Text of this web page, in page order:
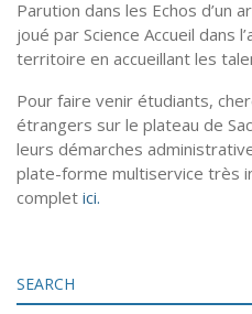
Parution dans les Echos d’un
joué par Science Accueil dans
territoire en accueillant les
Pour faire venir étudiants,
étrangers sur le plateau de
leurs démarches
plate-forme multiservice très
complet ici.
SEARCH